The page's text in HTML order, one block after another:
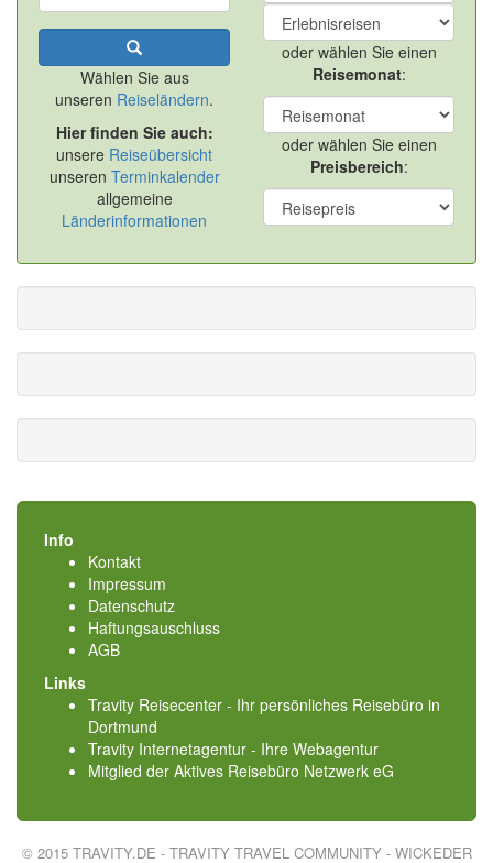
Wählen Sie aus
unseren Reiseländern.
Hier finden Sie auch:
unsere Reiseübersicht
unseren Terminkalender
allgemeine
Länderinformationen
oder wählen Sie einen
Reisemonat:
oder wählen Sie einen
Preisbereich:
Info
Kontakt
Impressum
Datenschutz
Haftungsauschluss
AGB
Links
Travity Reisecenter - Ihr persönliches Reisebüro in
Dortmund
Travity Internetagentur - Ihre Webagentur
Mitglied der Aktives Reisebüro Netzwerk eG
© 2015 TRAVITY.DE - TRAVITY TRAVEL COMMUNITY - WICKEDER